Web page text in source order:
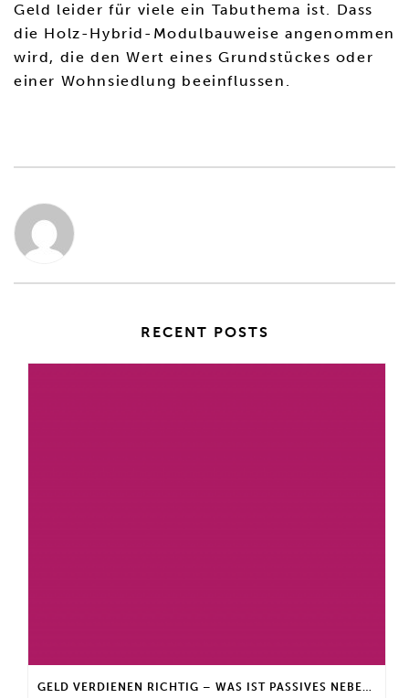
Geld leider für viele ein Tabuthema ist. Dass
die Holz-Hybrid-Modulbauweise angenommen
wird, die den Wert eines Grundstückes oder
einer Wohnsiedlung beeinflussen.
RECENT POSTS
GELD VERDIENEN RICHTIG – WAS IST PASSIVES NEBENEINKOMMEN?